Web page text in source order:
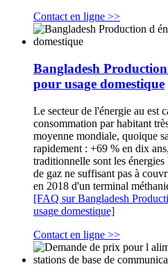
Contact en ligne >>
Bangladesh
pour usage domestique
Le secteur de l'énergie au est
consommation par habitant
moyenne mondiale, quoique
rapidement : +69 % en dix
traditionnelle sont les
de gaz ne suffisant pas à
en 2018 d'un terminal
[FAQ sur Bangladesh
usage domestique]
Contact en ligne >>